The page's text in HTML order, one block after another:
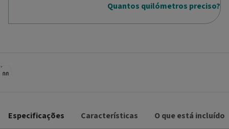
Quantos quilómetros preciso?
Especificações Características O que está incluído